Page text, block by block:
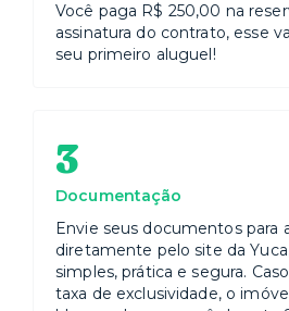
Você paga R$ 250,00 na
assinatura do contrato, esse
seu primeiro aluguel!
3
Documentação
Envie seus documentos para
diretamente pelo site da
simples, prática e segura.
taxa de exclusividade, o